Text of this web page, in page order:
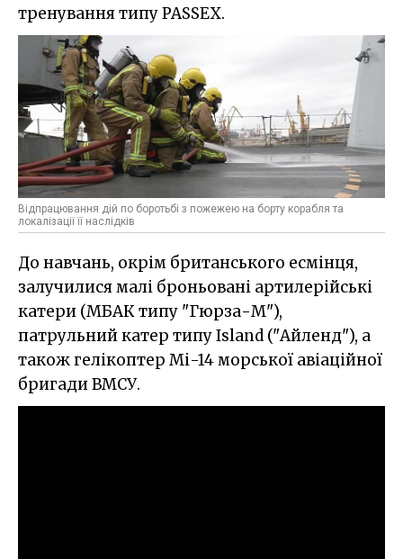
тренування типу PASSEX.
Відпрацювання дій по боротьбі з пожежею на борту корабля та
локалізації її наслідків
До навчань, окрім британського есмінця,
залучилися малі броньовані артилерійські
катери (МБАК типу "Гюрза-М"),
патрульний катер типу Island ("Айленд"), а
також гелікоптер Мі-14 морської авіаційної
бригади ВМСУ.